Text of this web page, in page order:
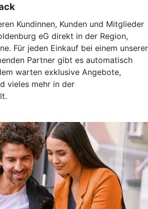
Kundinnen, Kunden und Mitglieder
eG direkt in der Region,
Für jeden Einkauf bei einem unserer
Partner gibt es automatisch
warten exklusive Angebote,
vieles mehr in der